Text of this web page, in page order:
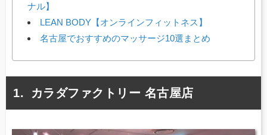
ナル】
LEAN BODY【オンラインフィットネス】
名古屋でおすすめのマッサージ10選まとめ
カラダファクトリー 名古屋店